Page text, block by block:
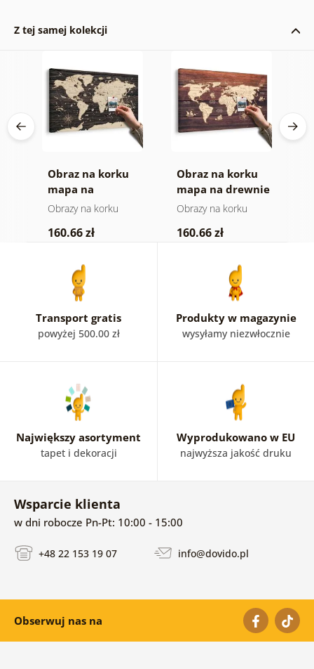
Z tej samej kolekcji
Obraz na korku
mapa na
drewnianym tle
Obrazy na korku
160.66 zł
Obraz na korku
mapa na drewnie
Obrazy na korku
160.66 zł
Transport gratis
powyżej 500.00 zł
Produkty w magazynie
wysyłamy niezwłocznie
Największy asortyment
tapet i dekoracji
Wyprodukowano w EU
najwyższa jakość druku
Wsparcie klienta
w dni robocze Pn-Pt: 10:00 - 15:00
+48 22 153 19 07 info@dovido.pl
Obserwuj nas na